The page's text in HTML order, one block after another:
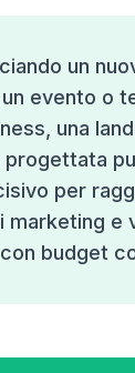
un
evento o
una
progettata
per
marketing e
budget